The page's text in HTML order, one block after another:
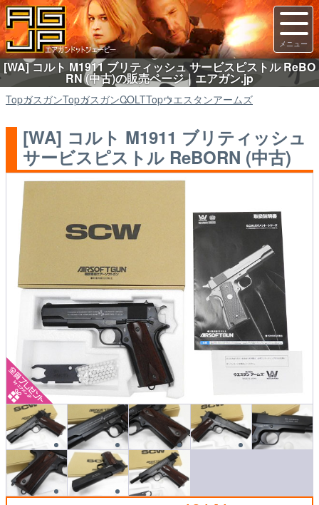
[WA] コルト M1911 ブリティッシュ サービスピストル ReBO
RN (中古)の販売ページ｜エアガン.jp
TopガスガンTopガスガンCOLTTopウエスタンアームズ
[WA] コルト M1911 ブリティッシュ
サービスピストル ReBORN (中古)